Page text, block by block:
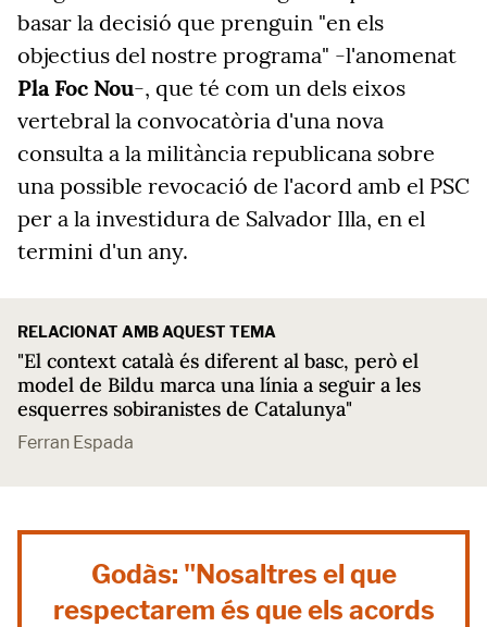
basar la decisió que prenguin "en els
objectius del nostre programa" -l'anomenat
Pla Foc Nou-, que té com un dels eixos
vertebral la convocatòria d'una nova
consulta a la militància republicana sobre
una possible revocació de l'acord amb el PSC
per a la investidura de Salvador Illa, en el
termini d'un any.
RELACIONAT AMB AQUEST TEMA
"El context català és diferent al basc, però el
model de Bildu marca una línia a seguir a les
esquerres sobiranistes de Catalunya"
Ferran Espada
Godàs: "Nosaltres el que
respectarem és que els acords